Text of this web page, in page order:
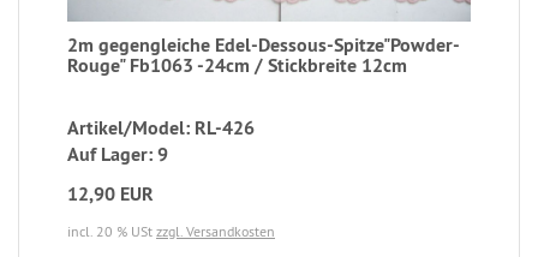
2m gegengleiche Edel-Dessous-Spitze"Powder-
Rouge" Fb1063 -24cm / Stickbreite 12cm
Artikel/Model: RL-426
Auf Lager: 9
12,90 EUR
incl. 20 % USt zzgl. Versandkosten